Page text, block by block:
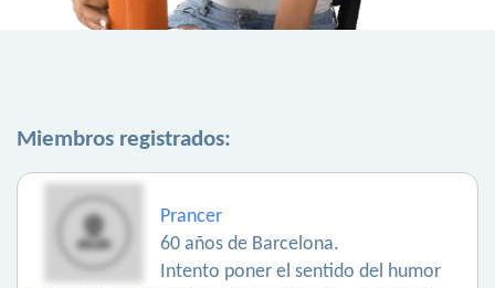
Miembros registrados:
Prancer
60 años de Barcelona.
Intento poner el sentido del humor